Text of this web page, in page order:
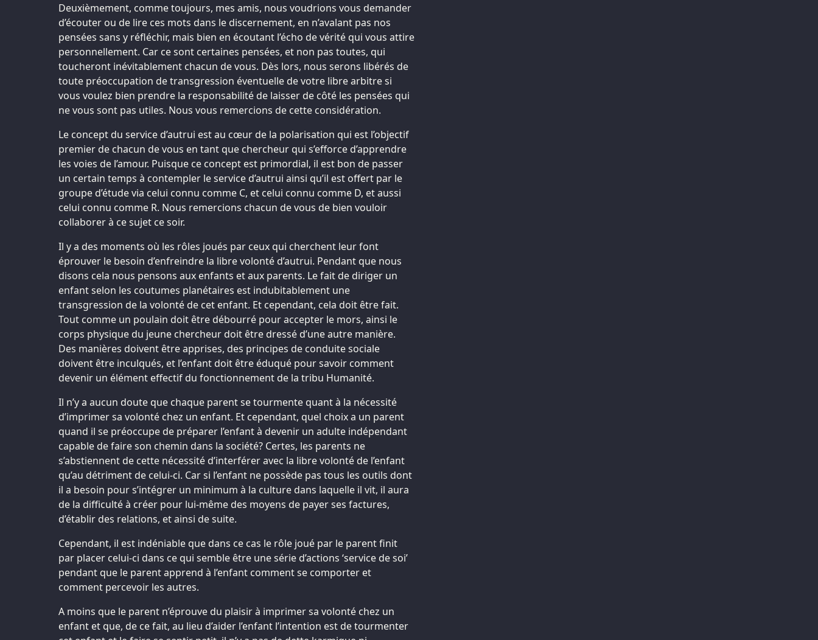
Deuxièmement, comme toujours, mes amis, nous voudrions vous demander
d’écouter ou de lire ces mots dans le discernement, en n’avalant pas nos
pensées sans y réfléchir, mais bien en écoutant l’écho de vérité qui vous attire
personnellement. Car ce sont certaines pensées, et non pas toutes, qui
toucheront inévitablement chacun de vous. Dès lors, nous serons libérés de
toute préoccupation de transgression éventuelle de votre libre arbitre si
vous voulez bien prendre la responsabilité de laisser de côté les pensées qui
ne vous sont pas utiles. Nous vous remercions de cette considération.
Le concept du service d’autrui est au cœur de la polarisation qui est l’objectif
premier de chacun de vous en tant que chercheur qui s’efforce d’apprendre
les voies de l’amour. Puisque ce concept est primordial, il est bon de passer
un certain temps à contempler le service d’autrui ainsi qu’il est offert par le
groupe d’étude via celui connu comme C, et celui connu comme D, et aussi
celui connu comme R. Nous remercions chacun de vous de bien vouloir
collaborer à ce sujet ce soir.
Il y a des moments où les rôles joués par ceux qui cherchent leur font
éprouver le besoin d’enfreindre la libre volonté d’autrui. Pendant que nous
disons cela nous pensons aux enfants et aux parents. Le fait de diriger un
enfant selon les coutumes planétaires est indubitablement une
transgression de la volonté de cet enfant. Et cependant, cela doit être fait.
Tout comme un poulain doit être débourré pour accepter le mors, ainsi le
corps physique du jeune chercheur doit être dressé d’une autre manière.
Des manières doivent être apprises, des principes de conduite sociale
doivent être inculqués, et l’enfant doit être éduqué pour savoir comment
devenir un élément effectif du fonctionnement de la tribu Humanité.
Il n’y a aucun doute que chaque parent se tourmente quant à la nécessité
d’imprimer sa volonté chez un enfant. Et cependant, quel choix a un parent
quand il se préoccupe de préparer l’enfant à devenir un adulte indépendant
capable de faire son chemin dans la société? Certes, les parents ne
s’abstiennent de cette nécessité d’interférer avec la libre volonté de l’enfant
qu’au détriment de celui-ci. Car si l’enfant ne possède pas tous les outils dont
il a besoin pour s’intégrer un minimum à la culture dans laquelle il vit, il aura
de la difficulté à créer pour lui-même des moyens de payer ses factures,
d’établir des relations, et ainsi de suite.
Cependant, il est indéniable que dans ce cas le rôle joué par le parent finit
par placer celui-ci dans ce qui semble être une série d’actions ‘service de soi’
pendant que le parent apprend à l’enfant comment se comporter et
comment percevoir les autres.
A moins que le parent n’éprouve du plaisir à imprimer sa volonté chez un
enfant et que, de ce fait, au lieu d’aider l’enfant l’intention est de tourmenter